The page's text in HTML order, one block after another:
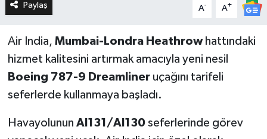
Paylaş A- A+
Air India, Mumbai-Londra Heathrowhattındaki
hizmet kalitesini artırmak amacıyla yeni nesil
Boeing 787-9 Dreamlineruçağını tarifeli
seferlerde kullanmaya başladı.
Havayolunun AI131/AI130seferlerinde görev